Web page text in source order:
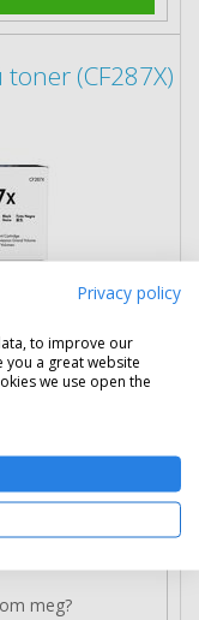
(CF287X)
Ft)
Ft) / db
meg?
Privacy policy
to improve our
a great website
we use open the